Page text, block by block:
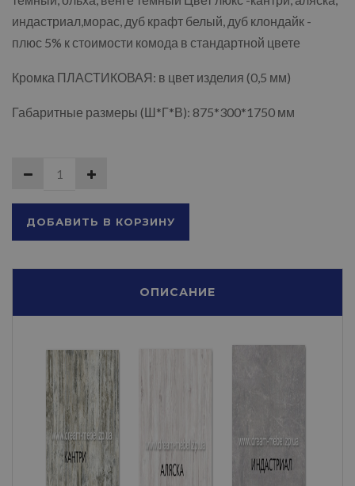
индастриал,морас, дуб крафт белый, дуб клондайк -
плюс 5% к стоимости комода в стандартной цвете
Кромка ПЛАСТИКОВАЯ: в цвет изделия (0,5 мм)
Габаритные размеры (Ш*Г*В): 875*300*1750 мм
ДОБАВИТЬ В КОРЗИНУ
ОПИСАНИЕ